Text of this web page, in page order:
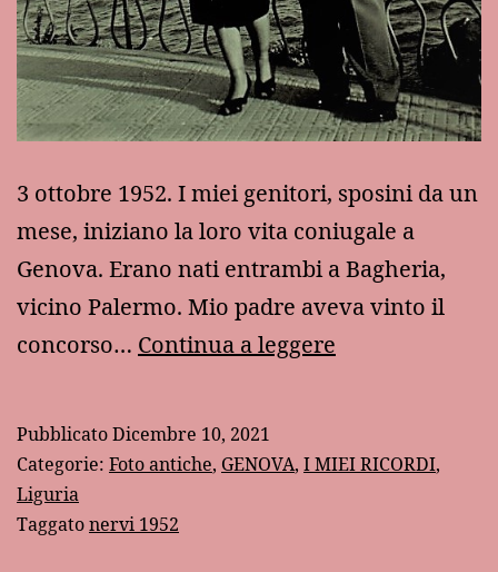
3 ottobre 1952. I miei genitori, sposini da un
mese, iniziano la loro vita coniugale a
Genova. Erano nati entrambi a Bagheria,
vicino Palermo. Mio padre aveva vinto il
concorso… Continua a leggere
PubblicatoDicembre 10, 2021
Categorie: Foto antiche, GENOVA, I MIEI RICORDI,
Liguria
Taggatonervi 1952